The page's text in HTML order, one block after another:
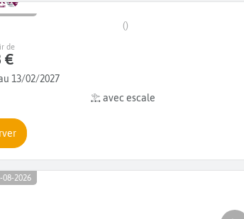
2026
()
13/02/2027
avec escale
de
€
08-2026